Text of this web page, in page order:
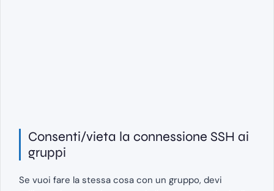
Consenti/vieta la connessione SSH ai
gruppi
Se vuoi fare la stessa cosa con un gruppo, devi